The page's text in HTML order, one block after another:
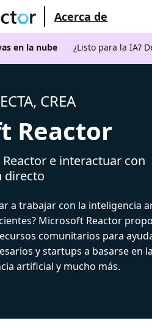
Acerca de
en la nube ¿Listo para la IA?
CREA
Reactor
e interactuar con
directo
a trabajar con la inteligencia
Microsoft Reactor
comunitarios para
y startups a basarse en la
artificial y mucho más.